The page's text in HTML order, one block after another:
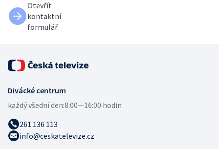
Otevřít
kontaktní
formulář
Divácké centrum
každý všední den:8:00—16:00 hodin
261 136 113
info@ceskatelevize.cz